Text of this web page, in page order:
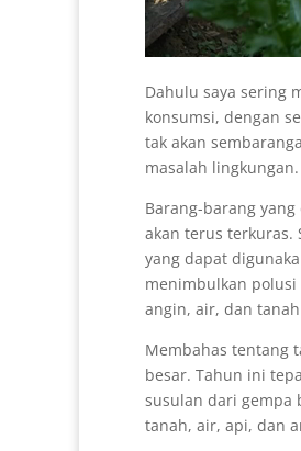
Dahulu saya sering
konsumsi, dengan
tak akan
masalah lingkungan.
Barang-barang
akan terus terkuras.
yang dapat
menimbulkan polusi
angin, air, dan
Membahas tentang
besar. Tahun ini
susulan dari gempa
tanah, air, api, dan